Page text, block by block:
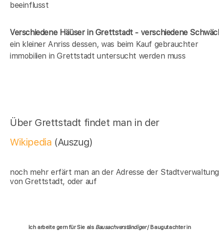
beeinflusst
Verschiedene Häüser in Grettstadt - verschiedene
ein kleiner Anriss dessen, was beim Kauf gebrauchter
immobilien in Grettstadt untersucht werden muss
Über Grettstadt findet man in der
Wikipedia (Auszug)
noch mehr erfärt man an der Adresse der Stadtverwaltung
von Grettstadt, oder auf
Ich arbeite gern für Sie als Bausachverständiger/ Baugutachter in